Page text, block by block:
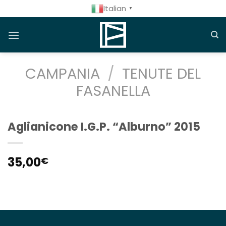
ai
contenuti
Italian ▼
CAMPANIA / TENUTE DEL
FASANELLA
Aglianicone I.G.P. “Alburno” 2015
35,00€